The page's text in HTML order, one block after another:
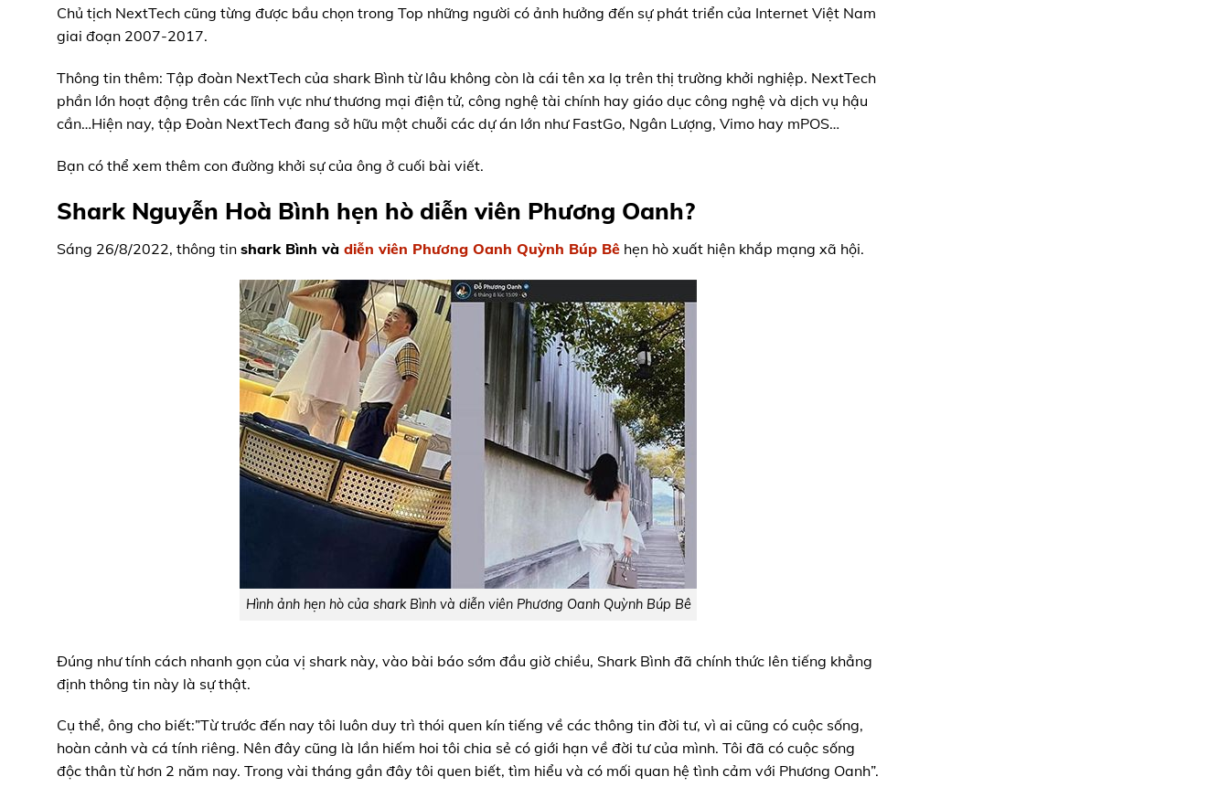
Chủ tịch NextTech cũng từng được bầu chọn trong Top những người có ảnh hưởng đến sự phát triển của Internet Việt Nam
giai đoạn 2007-2017.
Thông tin thêm: Tập đoàn NextTech của shark Bình từ lâu không còn là cái tên xa lạ trên thị trường khởi nghiệp. NextTech
phần lớn hoạt động trên các lĩnh vực như thương mại điện tử, công nghệ tài chính hay giáo dục công nghệ và dịch vụ hậu
cần…Hiện nay, tập Đoàn NextTech đang sở hữu một chuỗi các dự án lớn như FastGo, Ngân Lượng, Vimo hay mPOS…
Bạn có thể xem thêm con đường khởi sự của ông ở cuối bài viết.
Shark Nguyễn Hoà Bình hẹn hò diễn viên Phương Oanh?
Sáng 26/8/2022, thông tin shark Bình và diễn viên Phương Oanh Quỳnh Búp Bê hẹn hò xuất hiện khắp mạng xã hội.
Hình ảnh hẹn hò của shark Bình và diễn viên Phương Oanh Quỳnh Búp Bê
Đúng như tính cách nhanh gọn của vị shark này, vào bài báo sớm đầu giờ chiều, Shark Bình đã chính thức lên tiếng khẳng
định thông tin này là sự thật.
Cụ thể, ông cho biết:”Từ trước đến nay tôi luôn duy trì thói quen kín tiếng về các thông tin đời tư, vì ai cũng có cuộc sống,
hoàn cảnh và cá tính riêng. Nên đây cũng là lần hiếm hoi tôi chia sẻ có giới hạn về đời tư của mình. Tôi đã có cuộc sống
độc thân từ hơn 2 năm nay. Trong vài tháng gần đây tôi quen biết, tìm hiểu và có mối quan hệ tình cảm với Phương Oanh”.